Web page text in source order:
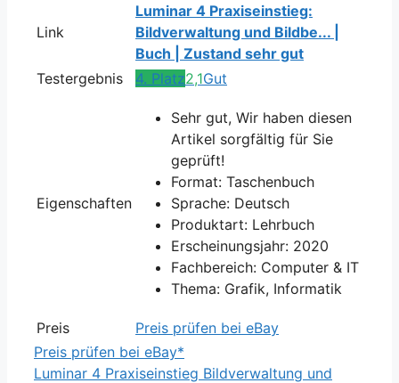
Link
Luminar 4 Praxiseinstieg:
Bildverwaltung und Bildbe... |
Buch | Zustand sehr gut
Testergebnis
4. Platz2,1Gut
Eigenschaften
Sehr gut, Wir haben diesen
Artikel sorgfältig für Sie
geprüft!
Format: Taschenbuch
Sprache: Deutsch
Produktart: Lehrbuch
Erscheinungsjahr: 2020
Fachbereich: Computer & IT
Thema: Grafik, Informatik
Preis
Preis prüfen bei eBay
Preis prüfen bei eBay*
Luminar 4 Praxiseinstieg Bildverwaltung und